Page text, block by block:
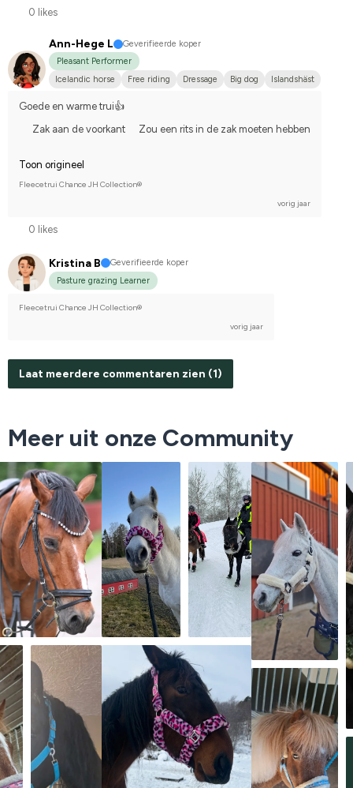
0 likes
Ann-Hege L
Geverifieerde koper
Pleasant Performer
Icelandic horse
Free riding Dressage Big dog Islandshäst
Goede en warme trui👍
Zak aan de voorkant
Zou een rits in de zak moeten hebben
Toon origineel
Fleecetrui Chance JH Collection®
vorig jaar
0 likes
Kristina B
Geverifieerde koper
Pasture grazing Learner
Fleecetrui Chance JH Collection®
vorig jaar
Laat meerdere commentaren zien (1)
Meer uit onze Community